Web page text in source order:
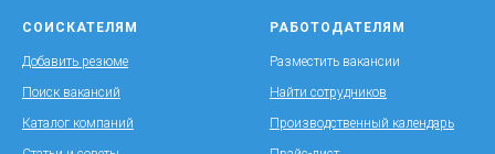
СОИСКАТЕЛЯМ
Добавить резюме
Поиск вакансий
Каталог компаний
РАБОТОДАТЕЛЯМ
Разместить вакансии
Найти сотрудников
Производственный календарь